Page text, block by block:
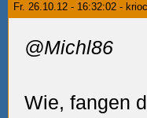
Fr. 26.10.12 - 16:32:02 -
@Michl86
Wie, fangen